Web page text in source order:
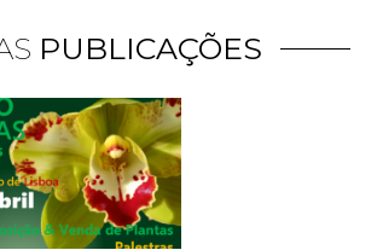
PUBLICAÇÕES